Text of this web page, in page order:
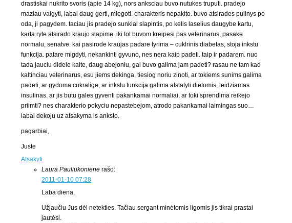
drastiskai nukrito svoris (apie 14 kg), nors anksciau buvo nutukes truputi. pradejo
maziau valgyti, labai daug gerti, miegoti. charakteris nepakito. buvo atsirades pulinys po
oda, ji pagydem. taciau jis pradejo sunkiai slapintis, po kelis laselius daugybe kartu,
karta ryte atsirado kraujo slapime. iki tol buvom kreipesi pas veterinarus, pasake
normalu, senatve. kai pasirode kraujas padare tyrima – cuklrinis diabetas, stoja inkstu
funkcija. patare migdyti, nekankinti gyvuno, nes nera kaip padeti. taip ir padarem. nuo
tada jauciu didele kalte, daug abejoniu, gal buvo galima jam padeti? rasau ne tam kad
kaltinciau veterinarus, esu jiems dekinga, tiesiog noriu zinoti, ar tokiems sunims galima
padeti, ar gydoma cukralige, ar inkstu funkcija galima atstatyti dietomis, leidziamas
insulinas. ar jis butu gales gyventi pakankamai normaliai, ar toki sprendima reikejo
priimti? nes charakterio pokyciu nepastebejom, atrodo pakankamai laimingas suo…
labai dekoju uz atsakyma is anksto.
pagarbiai,
Juste
Atsakyti
Laura Pauliukoniene rašo:
2011-01-10 07:28
Laba diena,
Užjaučiu Jus dėl netekties. Tačiau sergant minėtomis ligomis jis tikrai prastai
jautėsi.